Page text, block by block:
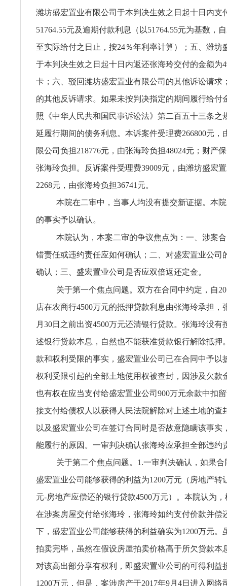
潍坊盛宏置业有限公司于本判决生效之日起十日内支
51764.55元及逾期付款利息（以51764.55元为基数，
至实际给付之日止，按24％年利率计算）；五、潍坊
于本判决生效之日起十日内返还张海玲交付的金额为
卡；六、驳回潍坊盛宏置业有限公司的其他诉讼请求
的其他反诉请求。如果未按判决指定的期间履行给付
照《中华人民共和国民事诉讼法》第二百五十三条之
延履行期间的债务利息。本诉案件受理费266800元，
限公司负担218776元，由张海玲负担48024元；财产
张海玲负担。反诉案件受理费39009元，由潍坊盛宏
2268元，由张海玲负担36741元。
本院在二审中，当事人均没有提交新证据。本
的事实予以确认。
本院认为，本案二审的争议焦点为：一、涉案
错责任或违约责任应如何确认；二、对盛宏置业公司
确认；三、盛宏置业公司是否应双倍返还定金。
关于第一个焦点问题。双方在合同中约定，自
店在农商行4500万元的抵押贷款利息由张海玲承担，
月30日之前出资4500万元还清银行贷款。张海玲没有
述银行贷款本息，自然也不能获准贷款银行解除抵押
款和权利受限的事实，盛宏置业公司已在合同中予以
权利受限引起的全部土地使用权被查封，因涉及欠款
也有权在应当支付给盛宏置业公司900万元余款中扣
接支付给债权人以获得人民法院解除对上述土地的查
以及盛宏置业公司在签订合同时是否故意隐瞒该事实
能履行的原因。一审判决确认张海玲应承担全部违约
关于第二个焦点问题。1.一审判决确认，如果
盛宏置业公司能够获得的利益为1200万元（房地产转
元-房地产应偿还的银行贷款4500万元）。本院认为
在涉案房屋交付给张海玲，张海玲如约支付价款并偿
下，盛宏置业公司能够获得的利益确实为1200万元。
拍卖完毕，虽然在假设房屋拍卖价格高于所欠贷款本
对该高出部分享有权利，即盛宏置业公司的可得利益
1200万元，但是，案涉房产于2017年9月4日进入网络